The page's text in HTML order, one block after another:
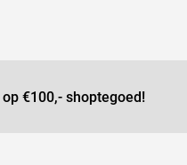
€100,- shoptegoed!